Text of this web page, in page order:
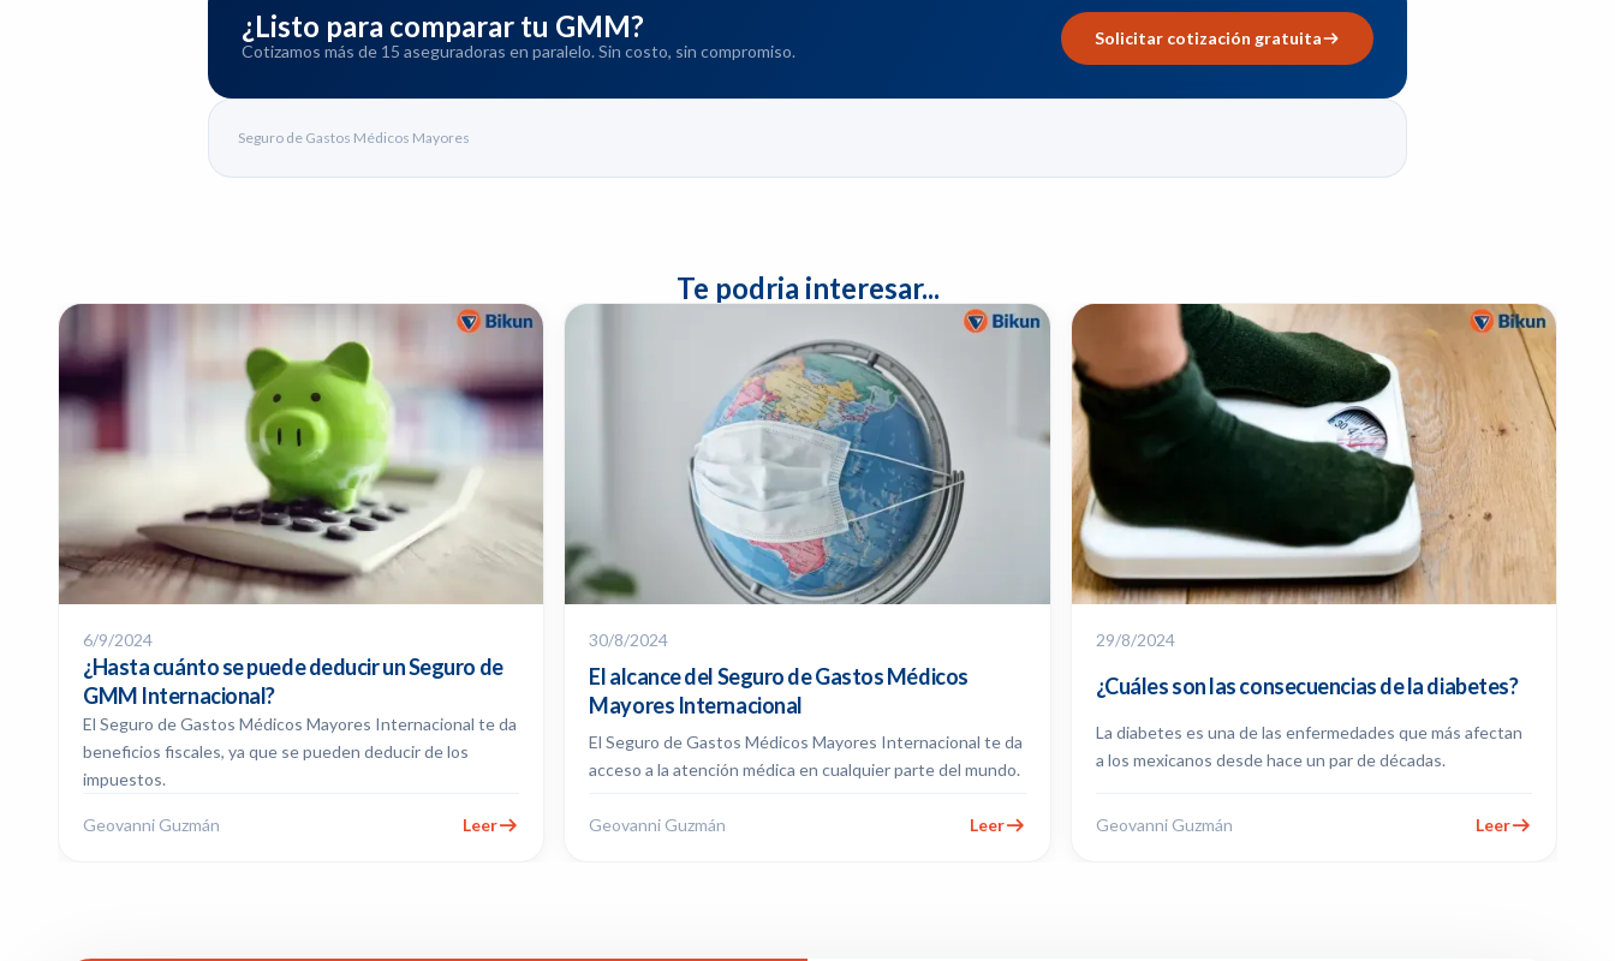
¿Listo para comparar tu GMM?
Cotizamos más de 15 aseguradoras en paralelo. Sin costo, sin compromiso.
Solicitar cotización gratuita
Seguro de Gastos Médicos Mayores
Te podria interesar...
6/9/2024
¿Hasta cuánto se puede deducir un Seguro de
GMM Internacional?
El Seguro de Gastos Médicos Mayores Internacional te da
beneficios fiscales, ya que se pueden deducir de los
impuestos.
Geovanni Guzmán Leer
30/8/2024
El alcance del Seguro de Gastos Médicos
Mayores Internacional
El Seguro de Gastos Médicos Mayores Internacional te da
acceso a la atención médica en cualquier parte del mundo.
Geovanni Guzmán Leer
29/8/2024
¿Cuáles son las consecuencias de la diabetes?
La diabetes es una de las enfermedades que más afectan
a los mexicanos desde hace un par de décadas.
Geovanni Guzmán Leer